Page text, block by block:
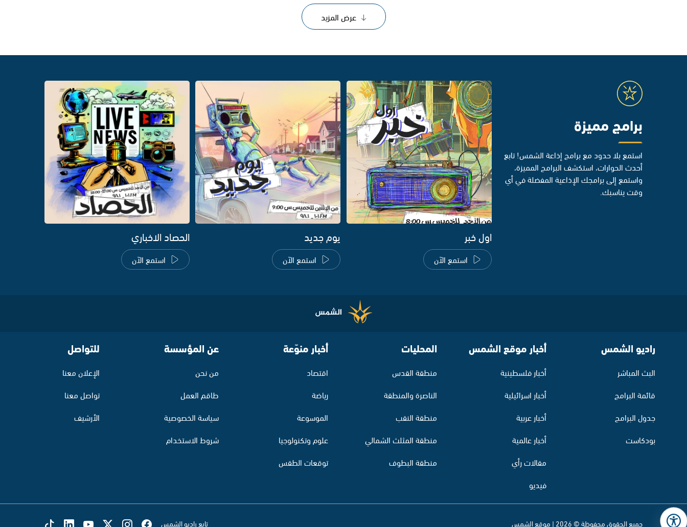
عرض المزيد
برامج مميزة
استمع بلا حدود مع برامج إذاعة الشمس! تابع
أحدث الحوارات، استكشف البرامج المميزة،
واستمع إلى برامجك الإذاعية المفضلة في أي
وقت يناسبك.
اول خبر
استمع الآن
يوم جديد
استمع الآن
الحصاد الاخباري
استمع الآن
راديو الشمس
البث المباشر
قائمة البرامج
جدول البرامج
بودكاست
أخبار موقع الشمس
أخبار فلسطينية
أخبار اسرائيلية
أخبار عربية
أخبار عالمية
مقالات رأي
فيديو
المحليات
منطقة القدس
الناصرة والمنطقة
منطقة النقب
منطقة المثلث الشمالي
منطقة البطوف
أخبار منوّعة
اقتصاد
رياضة
الموسوعة
علوم وتكنولوجيا
توقعات الطقس
عن المؤسسة
من نحن
طاقم العمل
سياسة الخصوصية
شروط الاستخدام
للتواصل
الإعلان معنا
تواصل معنا
الأرشيف
جميع الحقوق محفوظة © 2026 | موقع الشمس تابع راديو الشمس